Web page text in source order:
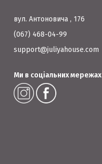
вул. Антоновича , 176
(067) 468-04-99
support@juliyahouse.com
Ми в соціальних мережах